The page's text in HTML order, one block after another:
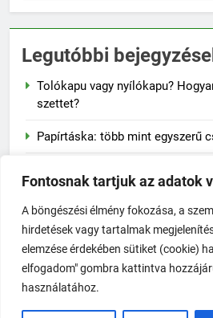
Fontosnak tartjuk az adatok
A böngészési élmény fokozása, a
hirdetések vagy tartalmak
elemzése érdekében sütiket (cookie)
elfogadom" gombra kattintva
használatához.
Legutóbbi
Tolókapu vagy nyílókapu?
szettet?
Papírtáska: több mint egyszerű
falon
A szalvéta fontossága a
Hogyan előzd meg a jojó-
KertExpo - Minen jog